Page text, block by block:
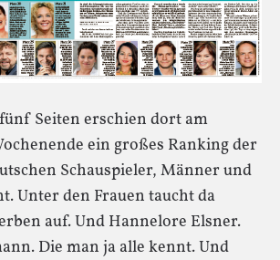
Seiten erschien dort am
ein großes Ranking der
Schauspieler, Männer und
Unter den Frauen taucht da
auf. Und Hannelore Elsner.
Die man ja alle kennt. Und